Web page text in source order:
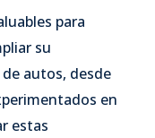
para
su
autos, desde
en
estas